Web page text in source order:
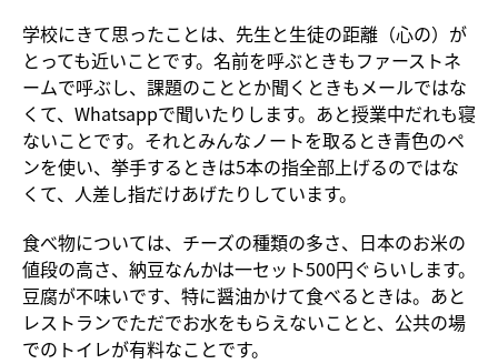
学校にきて思ったことは、先生と生徒の距離（心の）が
とっても近いことです。名前を呼ぶときもファーストネ
ームで呼ぶし、課題のこととか聞くときもメールではな
くて、Whatsappで聞いたりします。あと授業中だれも寝
ないことです。それとみんなノートを取るとき青色のペ
ンを使い、挙手するときは5本の指全部上げるのではな
くて、人差し指だけあげたりしています。
食べ物については、チーズの種類の多さ、日本のお米の
値段の高さ、納豆なんかは一セット500円ぐらいします。
豆腐が不味いです、特に醤油かけて食べるときは。あと
レストランでただでお水をもらえないことと、公共の場
でのトイレが有料なことです。